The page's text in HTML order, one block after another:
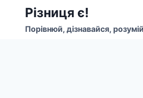
Перейти
вмісту
Різниця є!
Порівнюй, дізнавайся,